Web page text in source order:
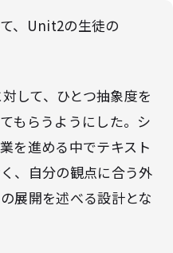
、Unit2の生徒の
して、ひとつ抽象度を
もらうようにした。シ
を進める中でテキスト
、自分の観点に合う外
展開を述べる設計とな